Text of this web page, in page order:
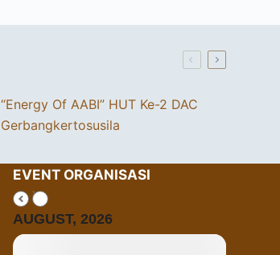
“Energy Of AABI” HUT Ke-2 DAC
Gerbangkertosusila
EVENT ORGANISASI
AUGUST, 2026